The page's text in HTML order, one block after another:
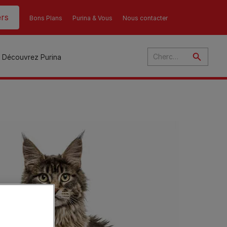
Bons Plans Purina & Vous Nous contacter
Découvrez Purina